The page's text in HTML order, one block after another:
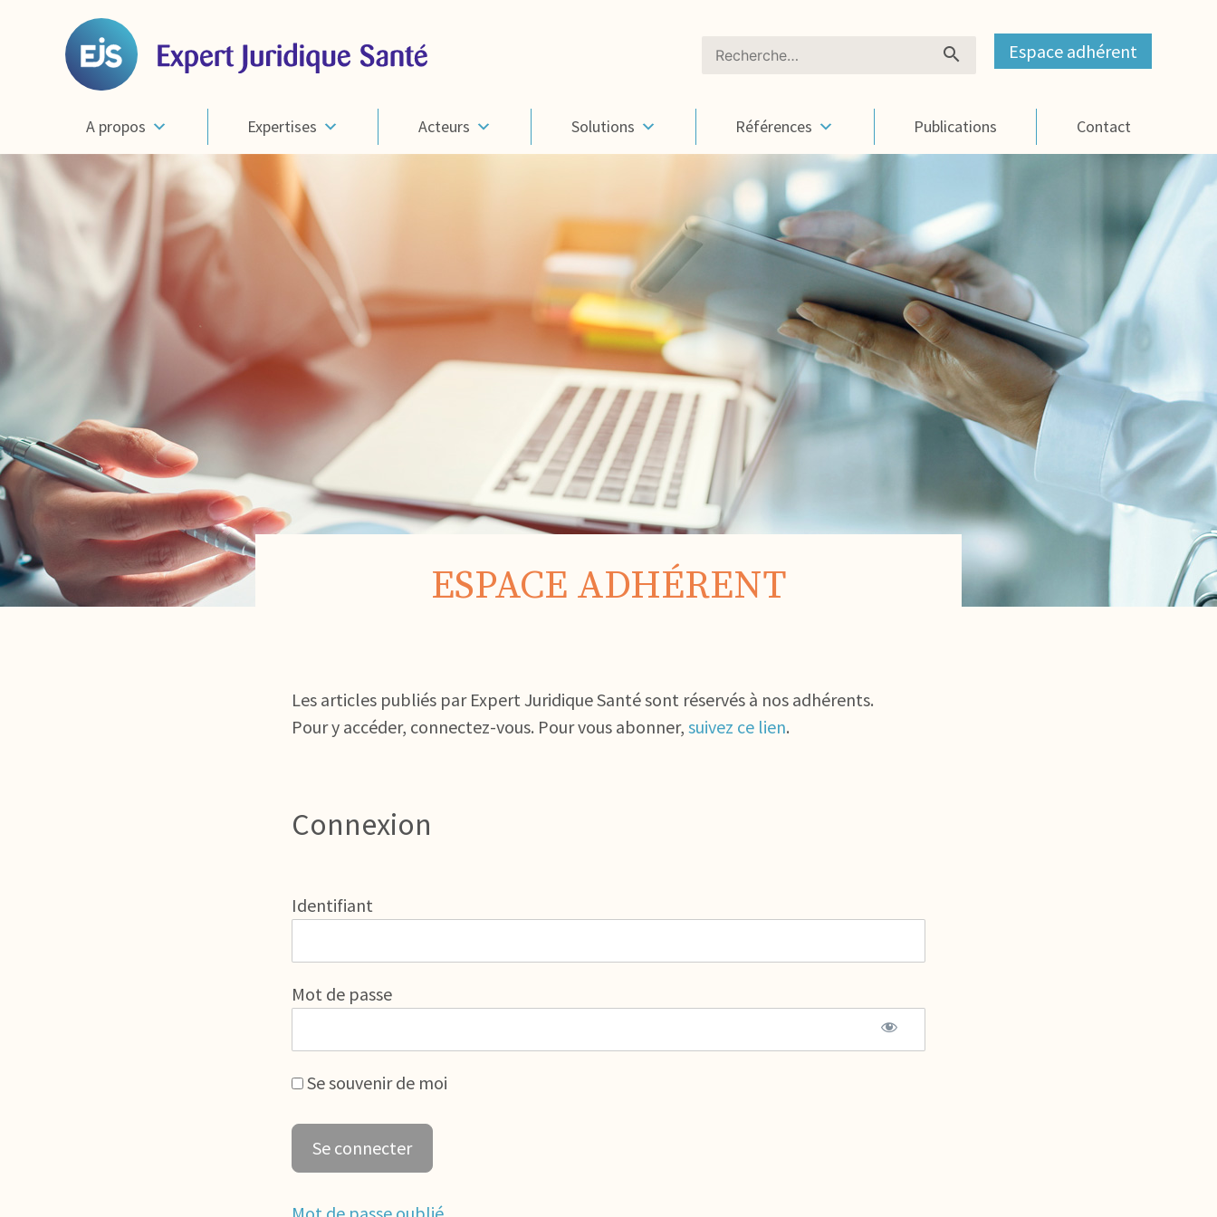
Rechercher : Espace adhérent
A propos Expertises Acteurs Solutions Références Publications Contact
ESPACE ADHÉRENT
Les articles publiés par Expert Juridique Santé sont réservés à nos adhérents.
Pour y accéder, connectez-vous. Pour vous abonner, suivez ce lien.
Connexion
Identifiant
Mot de passe
Se souvenir de moi